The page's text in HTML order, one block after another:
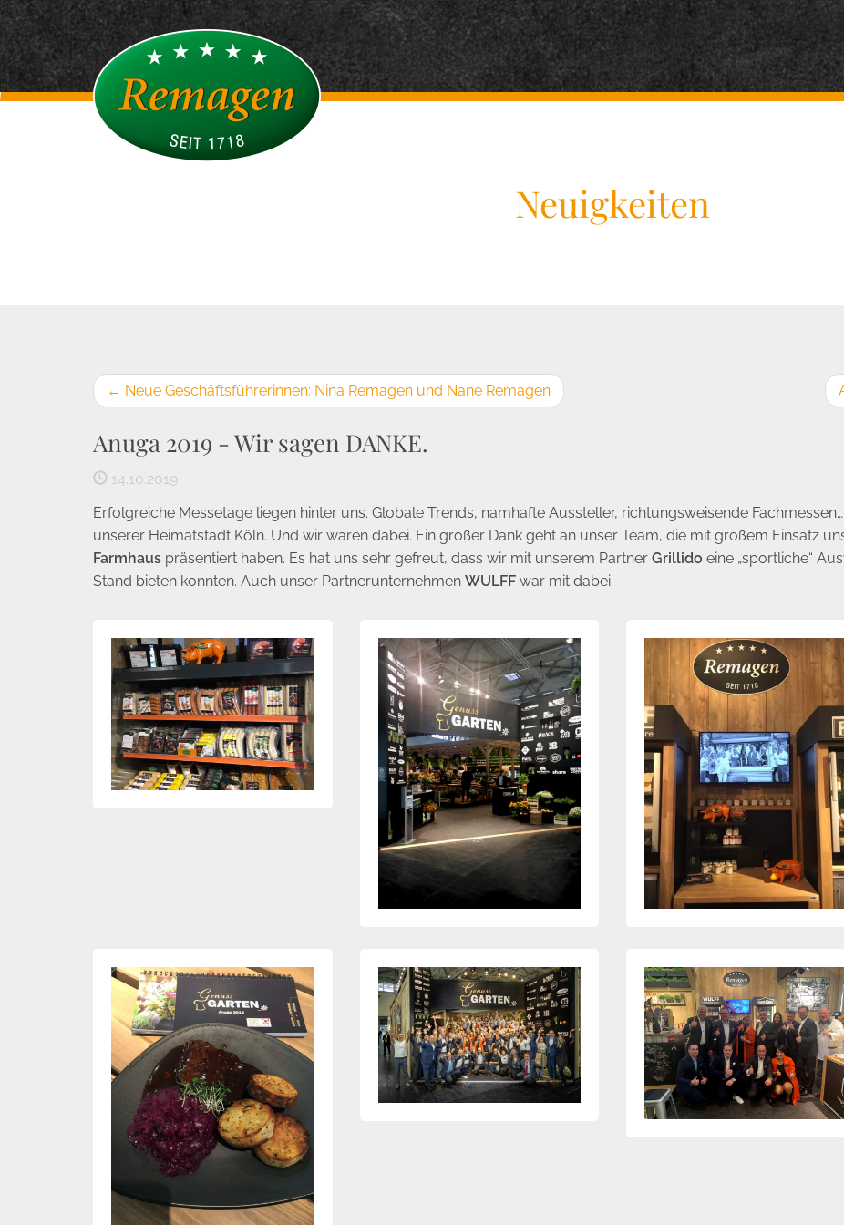
Neuigkeiten
← Neue Geschäftsführerinnen: Nina Remagen und Nane Remagen
Anuga 2019 - Wir sagen DANKE.
14.10.2019
Erfolgreiche Messetage liegen hinter uns. Globale Trends, namhafte Aussteller, richtungsweisende
unserer Heimatstadt Köln. Und wir waren dabei. Ein großer Dank geht an unser Team, die mit großem Einsatz
Farmhaus präsentiert haben. Es hat uns sehr gefreut, dass wir mit unserem Partner Grillido eine „sportliche“
Stand bieten konnten. Auch unser Partnerunternehmen WULFF war mit dabei.